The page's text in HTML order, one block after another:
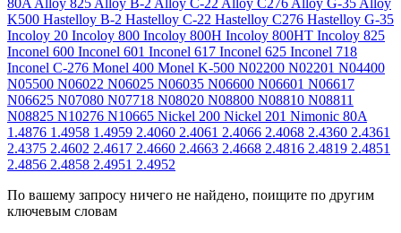
80A Alloy 825 Alloy B-2 Alloy C-22 Alloy C276 Alloy G-35 Alloy
K500 Hastelloy B-2 Hastelloy C-22 Hastelloy C276 Hastelloy G-35
Incoloy 20 Incoloy 800 Incoloy 800H Incoloy 800HT Incoloy 825
Inconel 600 Inconel 601 Inconel 617 Inconel 625 Inconel 718
Inconel C-276 Monel 400 Monel K-500 N02200 N02201 N04400
N05500 N06022 N06025 N06035 N06600 N06601 N06617
N06625 N07080 N07718 N08020 N08800 N08810 N08811
N08825 N10276 N10665 Nickel 200 Nickel 201 Nimonic 80A
1.4876 1.4958 1.4959 2.4060 2.4061 2.4066 2.4068 2.4360 2.4361
2.4375 2.4602 2.4617 2.4660 2.4663 2.4668 2.4816 2.4819 2.4851
2.4856 2.4858 2.4951 2.4952
По вашему запросу ничего не найдено, поищите по другим
ключевым словам